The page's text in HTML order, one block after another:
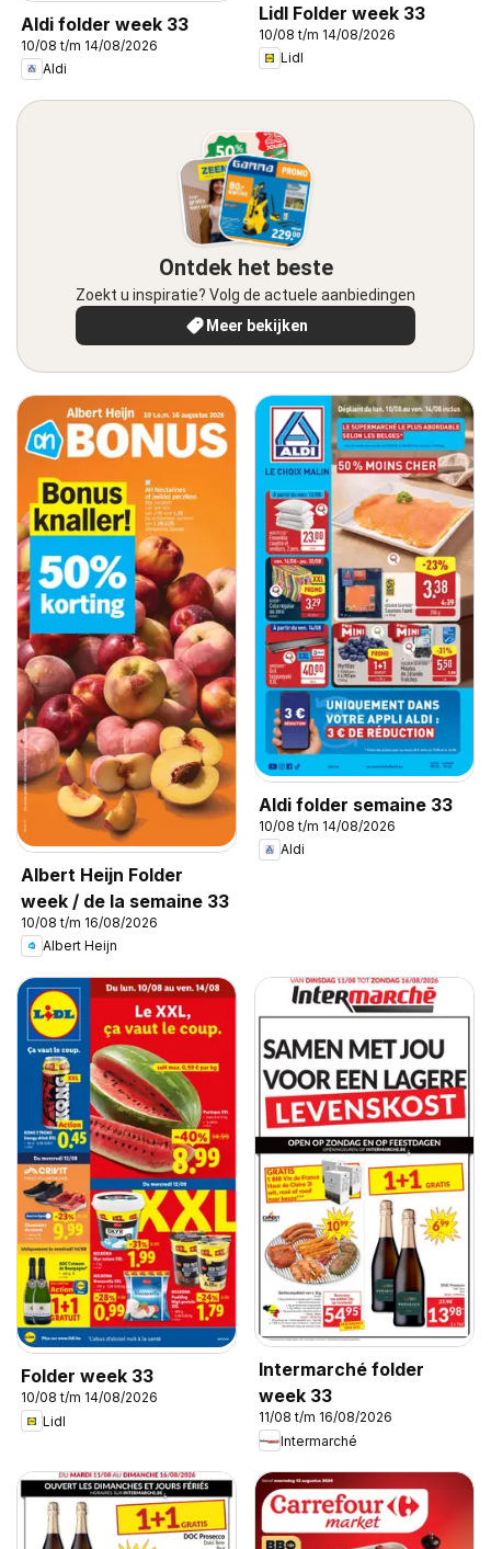
Aldi folder week 33
10/08 t/m 14/08/2026
Aldi
Lidl Folder week 33
10/08 t/m 14/08/2026
Lidl
Ontdek het beste
Zoekt u inspiratie? Volg de actuele aanbiedingen
Meer bekijken
Albert Heijn Folder
week / de la semaine 33
10/08 t/m 16/08/2026
Albert Heijn
Aldi folder semaine 33
10/08 t/m 14/08/2026
Aldi
Folder week 33
10/08 t/m 14/08/2026
Lidl
Intermarché folder
week 33
11/08 t/m 16/08/2026
Intermarché